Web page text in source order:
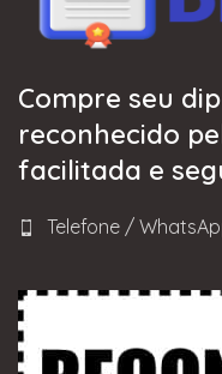
Compre seu
reconhecido
facilitada e
Telefone /